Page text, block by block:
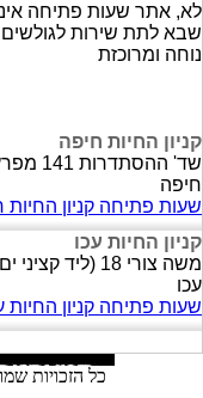
לא, אתר שעות פתיחה
שבא לתת שירות
נוחה ומרוכזת
קניון החיות חיפה
שד' ההסתדרות 141 מפרץ חיפה (מול בתי זיקוק)
חיפה
שעות פתיחה קניון החיות
קניון החיות עכו
משה צורי 18 (ליד קציני ים)
עכו
שעות פתיחה קניון החיות
כל הזכויות